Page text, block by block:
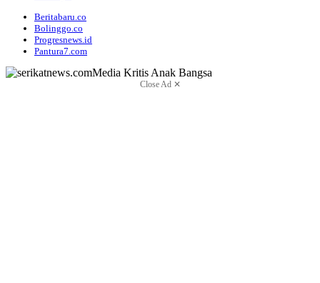
Beritabaru.co
Bolinggo.co
Progresnews.id
Pantura7.com
Close Ad ✕